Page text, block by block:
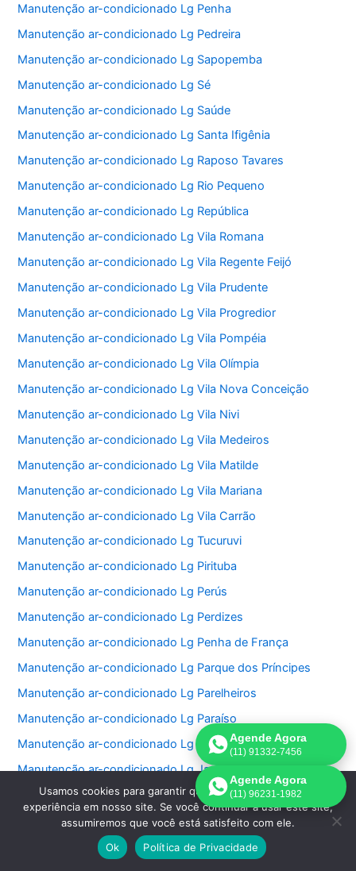
Manutenção ar-condicionado Lg Penha
Manutenção ar-condicionado Lg Pedreira
Manutenção ar-condicionado Lg Sapopemba
Manutenção ar-condicionado Lg Sé
Manutenção ar-condicionado Lg Saúde
Manutenção ar-condicionado Lg Santa Ifigênia
Manutenção ar-condicionado Lg Raposo Tavares
Manutenção ar-condicionado Lg Rio Pequeno
Manutenção ar-condicionado Lg República
Manutenção ar-condicionado Lg Vila Romana
Manutenção ar-condicionado Lg Vila Regente Feijó
Manutenção ar-condicionado Lg Vila Prudente
Manutenção ar-condicionado Lg Vila Progredior
Manutenção ar-condicionado Lg Vila Pompéia
Manutenção ar-condicionado Lg Vila Olímpia
Manutenção ar-condicionado Lg Vila Nova Conceição
Manutenção ar-condicionado Lg Vila Nivi
Manutenção ar-condicionado Lg Vila Medeiros
Manutenção ar-condicionado Lg Vila Matilde
Manutenção ar-condicionado Lg Vila Mariana
Manutenção ar-condicionado Lg Vila Carrão
Manutenção ar-condicionado Lg Tucuruvi
Manutenção ar-condicionado Lg Pirituba
Manutenção ar-condicionado Lg Perús
Manutenção ar-condicionado Lg Perdizes
Manutenção ar-condicionado Lg Penha de França
Manutenção ar-condicionado Lg Parque dos Príncipes
Manutenção ar-condicionado Lg Parelheiros
Manutenção ar-condicionado Lg Paraíso
Manutenção ar-condicionado Lg Jardim São Bento
Manutenção ar-condicionado Lg Jardim Paulistano
Manutenção ar-condicionado Lg Jardim Paulista
Manutenção ar-condicionado Lg Jardim Morumbi
Manutenção ar-condicionado Lg Jardim Fonte do Morumbi
Agende Agora
(11) 91332-7456
Agende Agora
(11) 96231-1982
Usamos cookies para garantir que oferecemos a melhor
experiência em nosso site. Se você continuar a usar este site,
assumiremos que você está satisfeito com ele.
Ok
Política de Privacidade